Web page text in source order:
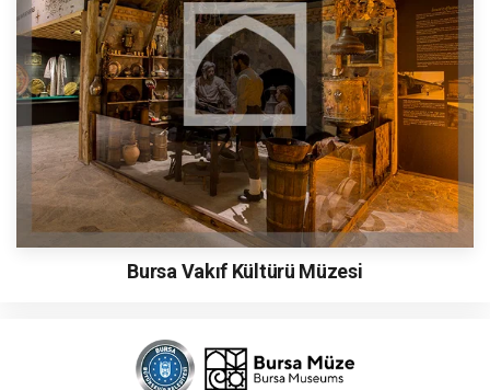
Bursa Vakıf Kültürü Müzesi